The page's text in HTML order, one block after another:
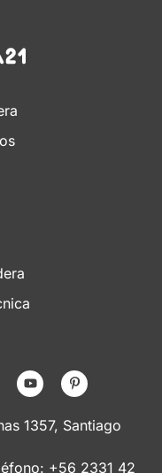
1357, Santiago
+56 2331 42